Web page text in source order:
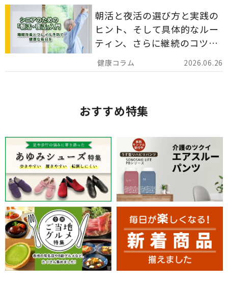
2026.06.26
朝活と夜活の選び方と実践の
ヒント、そして具体的なルー
ティン、さらに継続のコツま
でを詳しくご紹介します。
おすすめ特集